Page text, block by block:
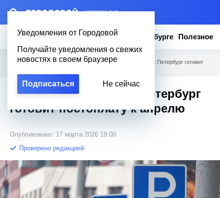
– НОВОСТИ ДНЯ
Уведомления от Городовой
Получайте уведомления о свежих
новостях в своем браузере
Подписаться Не сейчас
Новости Эксклюзив Вопросы о Петербурге Полезное
Городовой Новости Петербурга / Парковка без паники: Петербург готовит
Парковка без паники: Петербург
готовит постоплату к апрелю
Опубликовано: 17 марта 2026 19:00
Проверено редакцией